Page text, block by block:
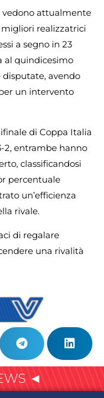
vedono attualmente
realizzatrici
a segno in 23
al quindicesimo
disputate, avendo
un intervento
di Coppa Italia
2, entrambe hanno
classificandosi
percentuale
un’efficienza
rivale.
di regalare
una rivalità
◄